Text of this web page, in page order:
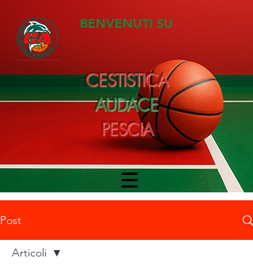
BENVENUTI SU
CESTISTICA
AUDACE
PESCIA
Post
Articoli